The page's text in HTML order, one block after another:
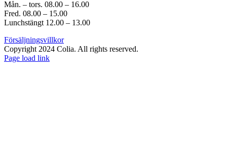
Mån. – tors. 08.00 – 16.00
Fred. 08.00 – 15.00
Lunchstängt 12.00 – 13.00
Försäljningsvillkor
Copyright 2024 Colia. All rights reserved.
Page load link